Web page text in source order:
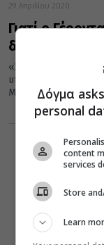
29 Απριλίου 2020
Γιατί ο
δε θα βρουν
«Στη Γαλλία, παρόλο
υπανάπτυκτο-
Μουσουλμάνοι».
Δόγμα
personal
content
services
Store
Learn